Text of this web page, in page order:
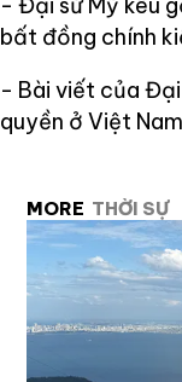
- Đại sứ Mỹ kêu
bất đồng chính
- Bài viết của Đại
quyền ở Việt Nam
MORE THỜI SỰ